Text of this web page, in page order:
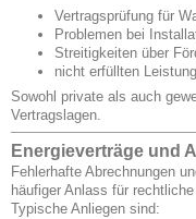
Vertragsprüfung für
Problemen bei
Streitigkeiten über
nicht erfüllten
Sowohl private als auch
Vertragslagen.
Energieverträge und
Fehlerhafte Abrechnungen
häufiger Anlass für
Typische Anliegen sind: